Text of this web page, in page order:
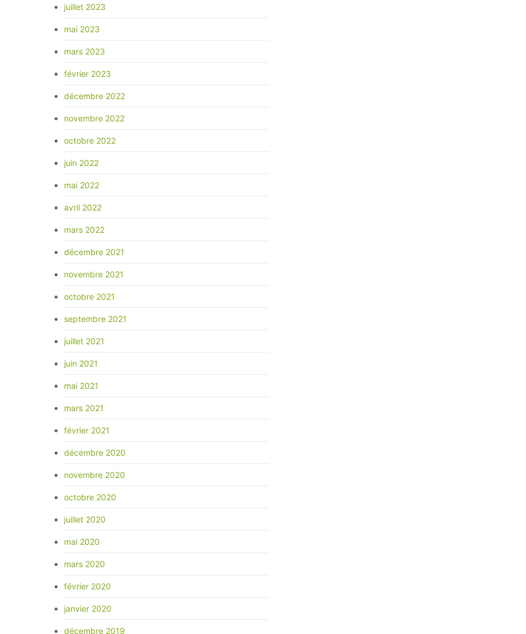
juillet 2023
mai 2023
mars 2023
février 2023
décembre 2022
novembre 2022
octobre 2022
juin 2022
mai 2022
avril 2022
mars 2022
décembre 2021
novembre 2021
octobre 2021
septembre 2021
juillet 2021
juin 2021
mai 2021
mars 2021
février 2021
décembre 2020
novembre 2020
octobre 2020
juillet 2020
mai 2020
mars 2020
février 2020
janvier 2020
décembre 2019